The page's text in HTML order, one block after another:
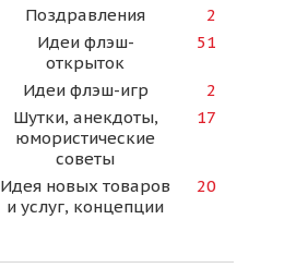
Поздравления
2
Идеи флэш-
открыток
51
Идеи флэш-игр
2
Шутки, анекдоты,
юмористические
советы
17
Идея новых товаров
и услуг, концепции
20